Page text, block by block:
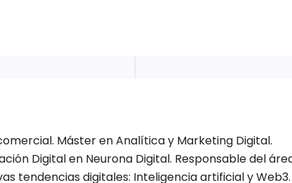
Máster en Analítica y Marketing Digital.
Digital en Neurona Digital. Responsable del
tendencias digitales: Inteligencia artificial y Web3.